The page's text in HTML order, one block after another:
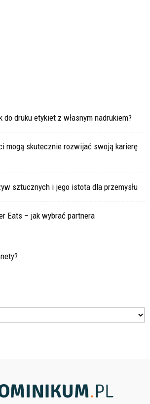
druku etykiet z własnym nadrukiem?
mogą skutecznie rozwijać swoją karierę
sztucznych i jego istota dla przemysłu
Eats – jak wybrać partnera